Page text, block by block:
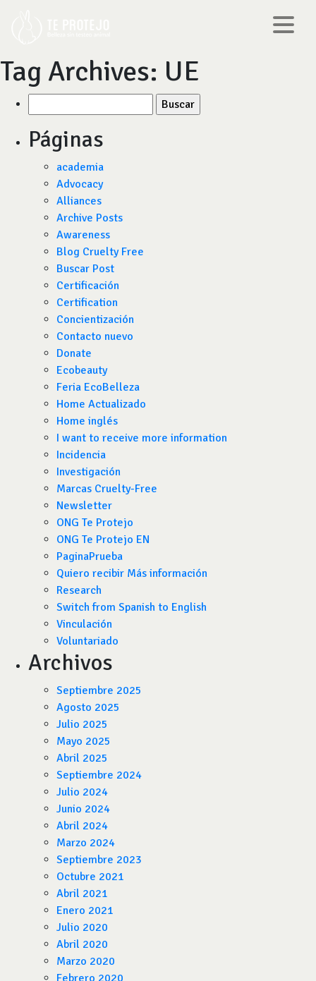
Tag Archives: UE
por:
Páginas
academia
Advocacy
Alliances
Archive Posts
Awareness
Blog Cruelty Free
Buscar Post
Certificación
Certification
Concientización
Contacto nuevo
Donate
Ecobeauty
Feria EcoBelleza
Home Actualizado
Home inglés
I want to receive more information
Incidencia
Investigación
Marcas Cruelty-Free
Newsletter
ONG Te Protejo
ONG Te Protejo EN
PaginaPrueba
Quiero recibir Más información
Research
Switch from Spanish to English
Vinculación
Voluntariado
Archivos
Septiembre 2025
Agosto 2025
Julio 2025
Mayo 2025
Abril 2025
Septiembre 2024
Julio 2024
Junio 2024
Abril 2024
Marzo 2024
Septiembre 2023
Octubre 2021
Abril 2021
Enero 2021
Julio 2020
Abril 2020
Marzo 2020
Febrero 2020